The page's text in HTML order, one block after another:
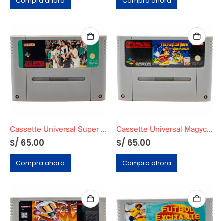
Cassette Universal Super Descentralizado 95
S/ 65.00
Compra ahora
Cassette Universal Magycal Quest
S/ 65.00
Compra ahora